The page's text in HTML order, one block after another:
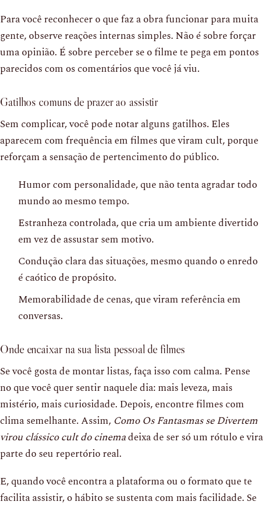
Para você reconhecer o que faz a obra funcionar para muita
gente, observe reações internas simples. Não é sobre forçar
uma opinião. É sobre perceber se o filme te pega em pontos
parecidos com os comentários que você já viu.
Gatilhos comuns de prazer ao assistir
Sem complicar, você pode notar alguns gatilhos. Eles
aparecem com frequência em filmes que viram cult, porque
reforçam a sensação de pertencimento do público.
Humor com personalidade, que não tenta agradar todo
mundo ao mesmo tempo.
Estranheza controlada, que cria um ambiente divertido
em vez de assustar sem motivo.
Condução clara das situações, mesmo quando o enredo
é caótico de propósito.
Memorabilidade de cenas, que viram referência em
conversas.
Onde encaixar na sua lista pessoal de filmes
Se você gosta de montar listas, faça isso com calma. Pense
no que você quer sentir naquele dia: mais leveza, mais
mistério, mais curiosidade. Depois, encontre filmes com
clima semelhante. Assim, Como Os Fantasmas se Divertem
virou clássico cult do cinemadeixa de ser só um rótulo e vira
parte do seu repertório real.
E, quando você encontra a plataforma ou o formato que te
facilita assistir, o hábito se sustenta com mais facilidade. Se